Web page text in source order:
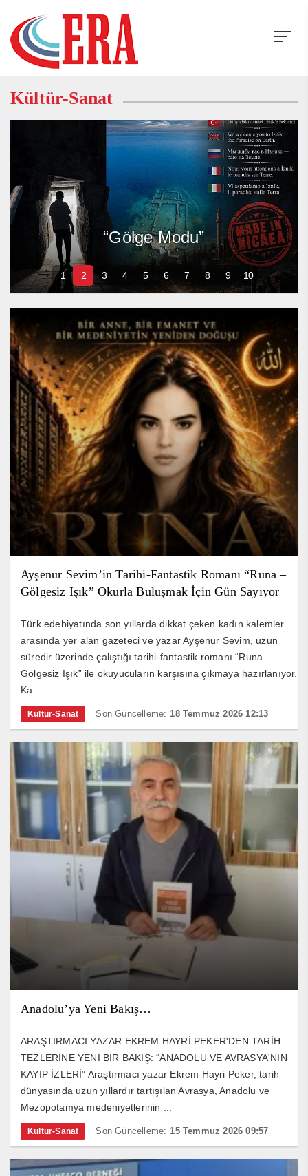
Kültür-Sanat
Belgeseltarih.com Büyümeye
Devam Ediyor
1 2 3 4 5 6 7 8 9 10
Ayşenur Sevim’in Tarihi-Fantastik Romanı “Runa –
Gölgesiz Işık” Okurla Buluşmak İçin Gün Sayıyor
Türk edebiyatında son yıllarda dikkat çeken kadın kalemler
arasında yer alan gazeteci ve yazar Ayşenur Sevim, uzun
süredir üzerinde çalıştığı tarihi-fantastik romanı “Runa –
Gölgesiz Işık” ile okuyucuların karşısına çıkmaya hazırlanıyor.
Ka...
Kültür-Sanat Son Güncelleme: 18 Temmuz 2026 12:13
Anadolu’ya Yeni Bakış…
ARAŞTIRMACI YAZAR EKREM HAYRİ PEKER'DEN TARİH
TEZLERİNE YENİ BİR BAKIŞ: “ANADOLU VE AVRASYA'NIN
KAYIP İZLERİ” Araştırmacı yazar Ekrem Hayri Peker, tarih
dünyasında uzun yıllardır tartışılan Avrasya, Anadolu ve
Mezopotamya medeniyetlerinin ...
Kültür-Sanat Son Güncelleme: 15 Temmuz 2026 09:57